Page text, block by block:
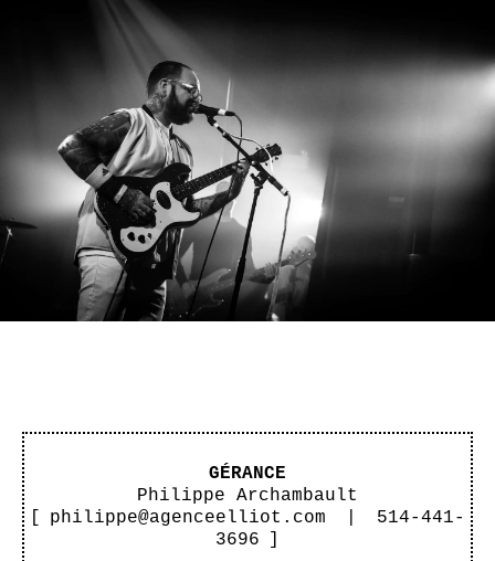
GÉRANCE
Philippe Archambault
[
philippe@agenceelliot.com
514-441-
3696
]